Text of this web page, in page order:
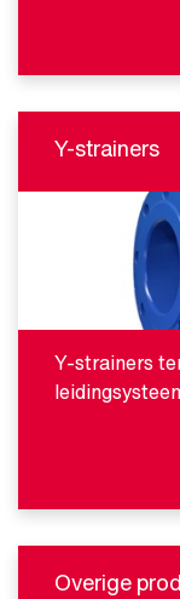
Y-strainers
Y-strainers
Overige